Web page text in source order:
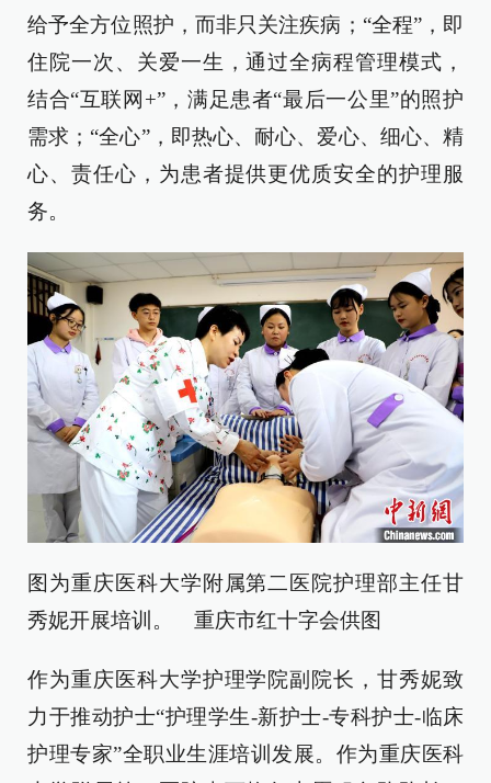
给予全方位照护，而非只关注疾病；“全程”，即
住院一次、关爱一生，通过全病程管理模式，
结合“互联网+”，满足患者“最后一公里”的照护
需求；“全心”，即热心、耐心、爱心、细心、精
心、责任心，为患者提供更优质安全的护理服
务。
图为重庆医科大学附属第二医院护理部主任甘
秀妮开展培训。 重庆市红十字会供图
作为重庆医科大学护理学院副院长，甘秀妮致
力于推动护士“护理学生-新护士-专科护士-临床
护理专家”全职业生涯培训发展。作为重庆医科